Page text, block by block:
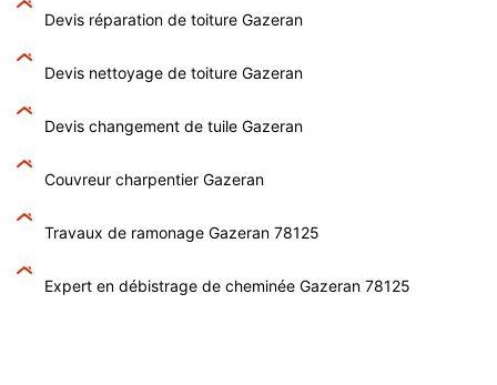
Devis réparation de toiture Gazeran
Devis nettoyage de toiture Gazeran
Devis changement de tuile Gazeran
Couvreur charpentier Gazeran
Travaux de ramonage Gazeran 78125
Expert en débistrage de cheminée Gazeran 78125